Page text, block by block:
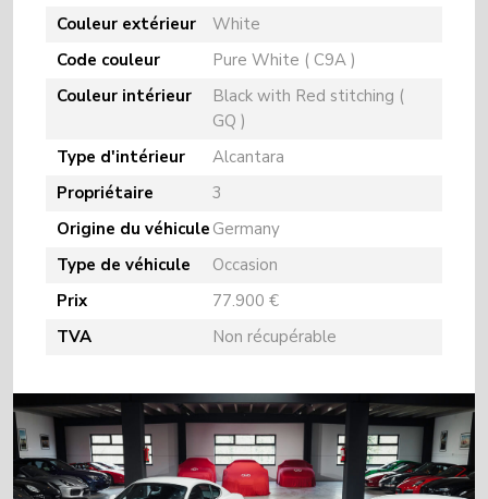
Couleur extérieur
White
Code couleur
Pure White ( C9A )
Couleur intérieur
Black with Red stitching (
GQ )
Type d'intérieur
Alcantara
Propriétaire
3
Origine du véhicule Germany
Type de véhicule
Occasion
Prix
77.900 €
TVA
Non récupérable